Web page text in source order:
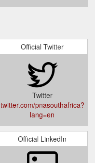
Official Twitter
Twitter
twitter.com/pnasouthafrica?
lang=en
Official LinkedIn